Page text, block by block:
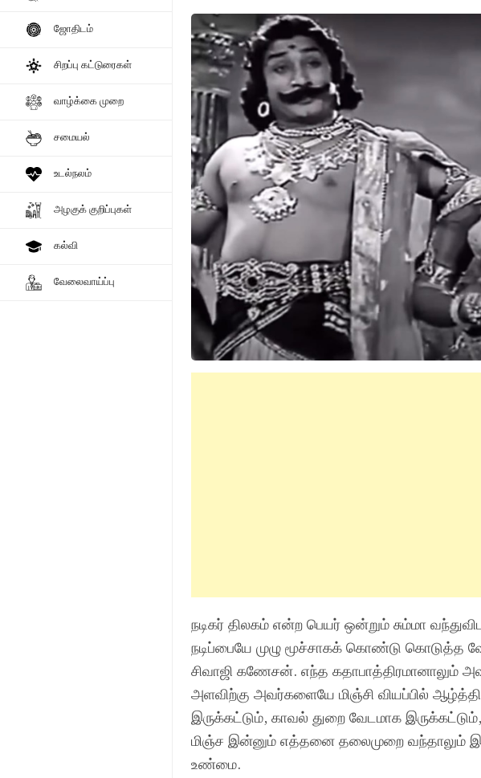
ஜோதிடம்
சிறப்பு கட்டுரைகள்
வாழ்க்கை முறை
சமையல்
உடல்நலம்
அழகுக் குறிப்புகள்
கல்வி
வேலைவாய்ப்பு
நடிகர் திலகம் என்ற பெயர் ஒன்றும் சும்மா
நடிப்பையே முழு மூச்சாகக் கொண்டு கொடுத்த
சிவாஜி கணேசன். எந்த கதாபாத்திரமானாலும்
அளவிற்கு அவர்களையே மிஞ்சி வியப்பில் ஆழ்த்தி
இருக்கட்டும், காவல் துறை வேடமாக
மிஞ்ச இன்னும் எத்தனை தலைமுறை வந்தாலும்
உண்மை.